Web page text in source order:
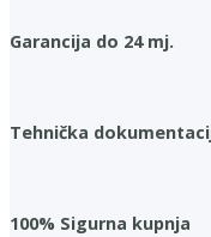
Garancija do 24 mj.
Tehnička
100% Sigurna kupnja